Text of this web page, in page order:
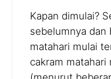
Kapan dimulai?
sebelumnya dan
matahari mulai
cakram matahari